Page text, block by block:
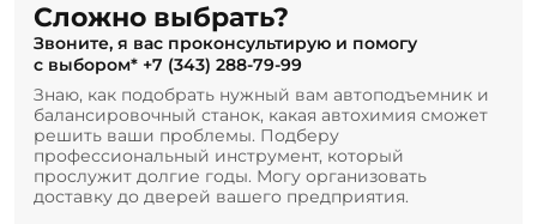
Сложно выбрать?
Звоните, я вас проконсультирую и помогу
с выбором* +7 (343) 288-79-99
Знаю, как подобрать нужный вам автоподъемник и
балансировочный станок, какая автохимия сможет
решить ваши проблемы. Подберу
профессиональный инструмент, который
прослужит долгие годы. Могу организовать
доставку до дверей вашего предприятия.